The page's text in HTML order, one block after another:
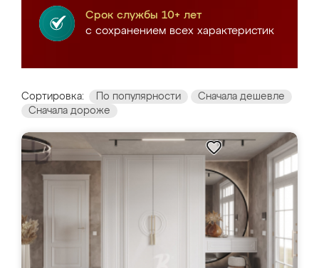
Срок службы 10+ лет
с сохранением всех характеристик
Сортировка: По популярности
Сначала дешевле
Сначала дороже